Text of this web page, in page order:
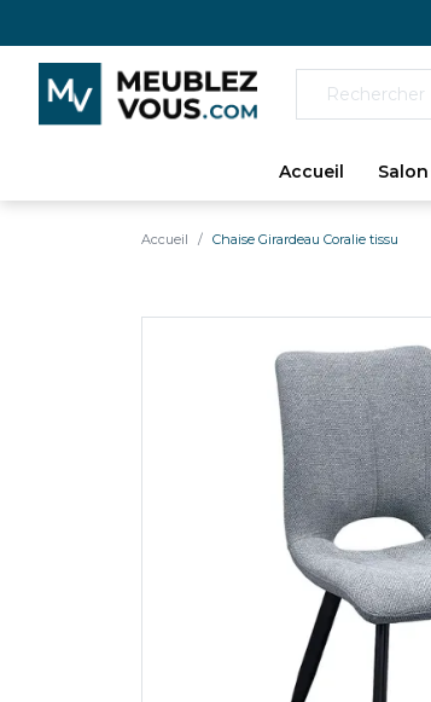
Accueil Salon
Accueil Chaise Girardeau Coralie tissu